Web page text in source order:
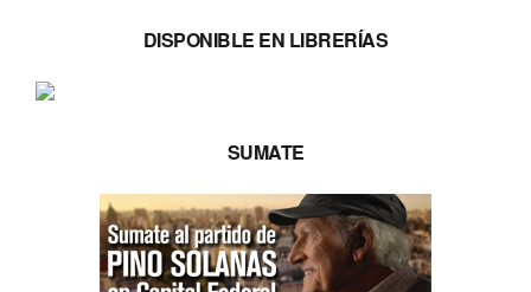
DISPONIBLE EN LIBRERÍAS
SUMATE